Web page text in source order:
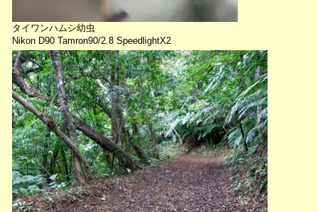
タイワンハムシ幼虫
Nikon D90 Tamron90/2.8 SpeedlightX2